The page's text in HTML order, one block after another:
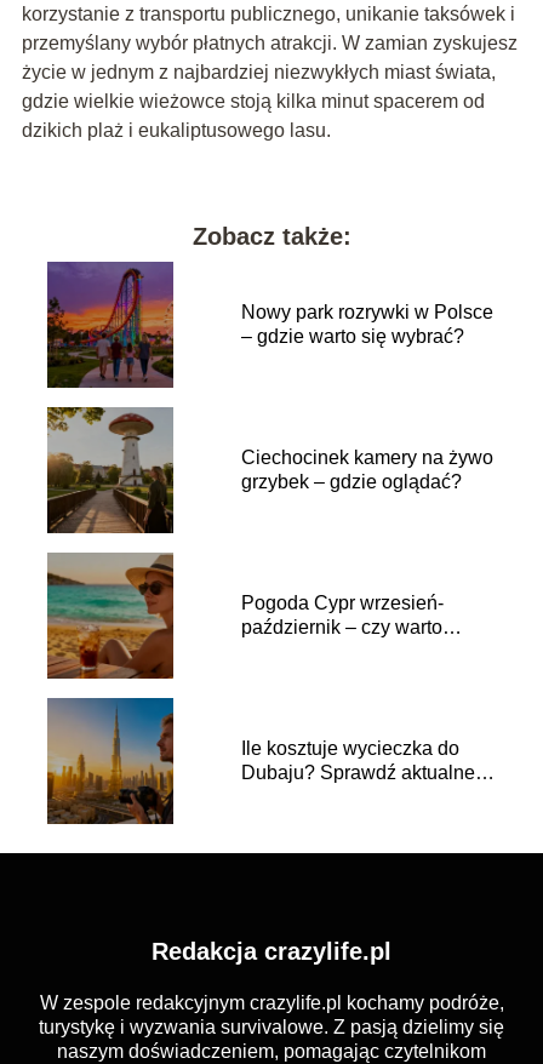
korzystanie z transportu publicznego, unikanie taksówek i
przemyślany wybór płatnych atrakcji. W zamian zyskujesz
życie w jednym z najbardziej niezwykłych miast świata,
gdzie wielkie wieżowce stoją kilka minut spacerem od
dzikich plaż i eukaliptusowego lasu.
Zobacz także:
Nowy park rozrywki w Polsce
– gdzie warto się wybrać?
Ciechocinek kamery na żywo
grzybek – gdzie oglądać?
Pogoda Cypr wrzesień-
październik – czy warto
Ile kosztuje wycieczka do
Dubaju? Sprawdź aktualne
Redakcja crazylife.pl
W zespole redakcyjnym crazylife.pl kochamy podróże,
turystykę i wyzwania survivalowe. Z pasją dzielimy się
naszym doświadczeniem, pomagając czytelnikom